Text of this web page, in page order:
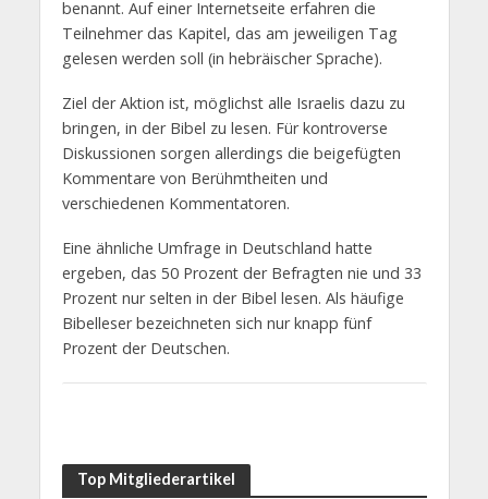
benannt. Auf einer Internetseite erfahren die
Teilnehmer das Kapitel, das am jeweiligen Tag
gelesen werden soll (in hebräischer Sprache).
Ziel der Aktion ist, möglichst alle Israelis dazu zu
bringen, in der Bibel zu lesen. Für kontroverse
Diskussionen sorgen allerdings die beigefügten
Kommentare von Berühmtheiten und
verschiedenen Kommentatoren.
Eine ähnliche Umfrage in Deutschland hatte
ergeben, das 50 Prozent der Befragten nie und 33
Prozent nur selten in der Bibel lesen. Als häufige
Bibelleser bezeichneten sich nur knapp fünf
Prozent der Deutschen.
Top Mitgliederartikel